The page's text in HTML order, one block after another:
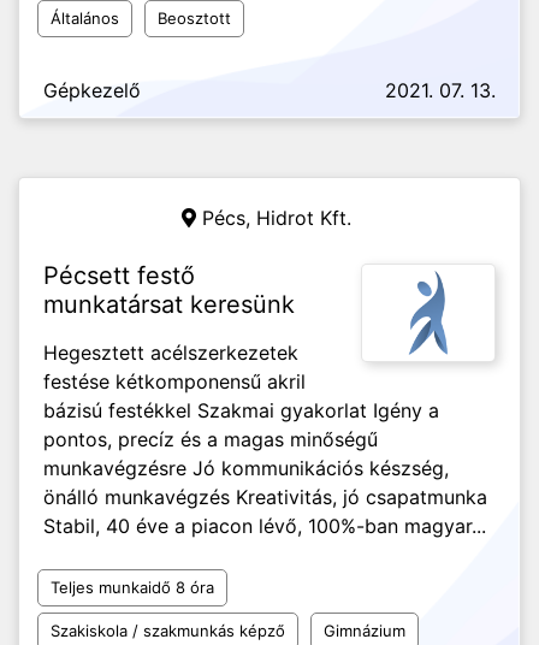
Általános Beosztott
Gépkezelő 2021. 07. 13.
Pécs, Hidrot Kft.
Pécsett festő
munkatársat keresünk
Hegesztett acélszerkezetek
festése kétkomponensű akril
bázisú festékkel Szakmai gyakorlat Igény a
pontos, precíz és a magas minőségű
munkavégzésre Jó kommunikációs készség,
önálló munkavégzés Kreativitás, jó csapatmunka
Stabil, 40 éve a piacon lévő, 100%-ban magyar...
Teljes munkaidő 8 óra
Szakiskola / szakmunkás képző Gimnázium